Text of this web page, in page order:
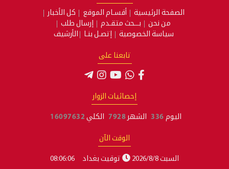
الصفحة الرئيسية أقسـام الموقع
كل الأخبار
من نحن
بـــحث متقـدم
إرسال طلب
سياسة الخصوصية
إتصـل بنـا الأرشيف
تابعنا على
إحصائيات الزوار
اليوم 336 الشهر 7928 الكلي 16097632
الوقت الآن
السبت 2026/8/8 توقيت بغداد 08:06:06